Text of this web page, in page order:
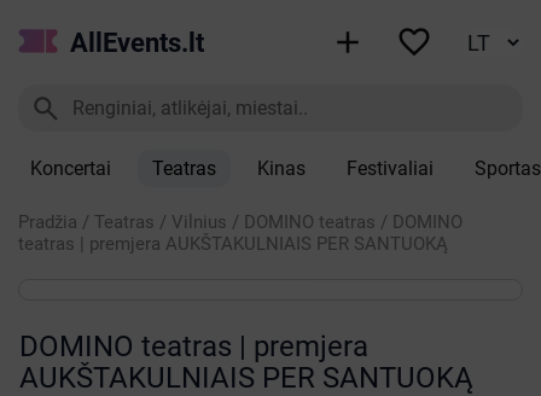
AllEvents.lt  

Koncertai Teatras Kinas Festivaliai Sportas
Pradžia / Teatras / Vilnius / DOMINO teatras / DOMINO
teatras | premjera AUKŠTAKULNIAIS PER SANTUOKĄ
DOMINO teatras | premjera
AUKŠTAKULNIAIS PER SANTUOKĄ